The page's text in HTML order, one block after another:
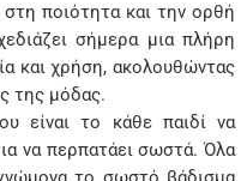
ποιότητα και την ορθή
σήμερα μια πλήρη
και χρήση, ακολουθώντας
της μόδας.
είναι το κάθε παιδί να
να περπατάει σωστά. Όλα